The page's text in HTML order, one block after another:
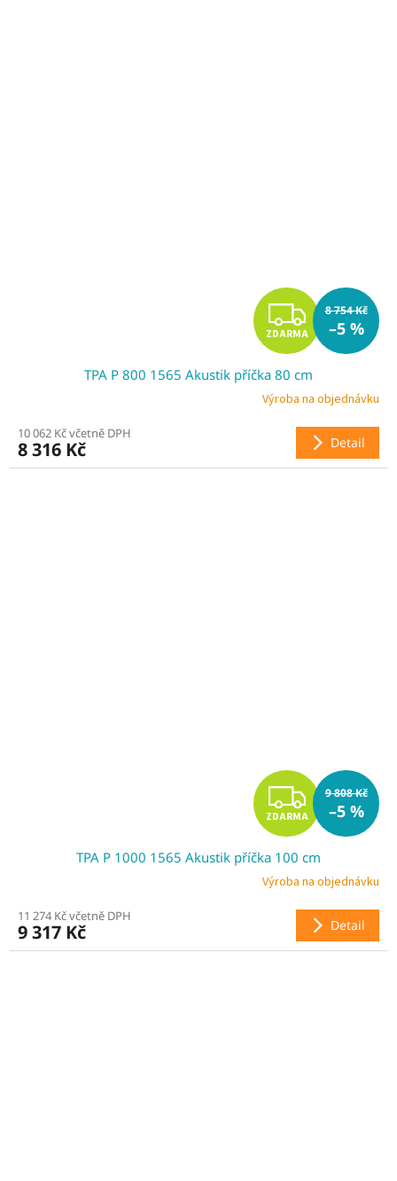
Z
D
A
R
M
ZDARMA
8 754 Kč
–5 %
TPA P 800 1565 Akustik příčka 80 cm
Výroba na objednávku
10 062 Kč včetně DPH
8 316 Kč Detail
Z
D
A
R
M
ZDARMA
9 808 Kč
–5 %
TPA P 1000 1565 Akustik příčka 100 cm
Výroba na objednávku
11 274 Kč včetně DPH
9 317 Kč Detail